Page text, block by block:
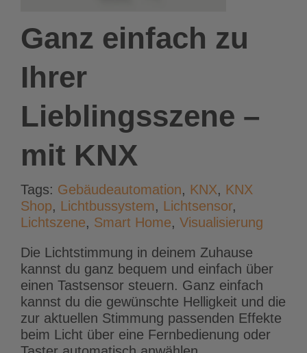
Ganz einfach zu
Ihrer
Lieblingsszene –
mit KNX
Tags: Gebäudeautomation, KNX, KNX
Shop, Lichtbussystem, Lichtsensor,
Lichtszene, Smart Home, Visualisierung
Die Lichtstimmung in deinem Zuhause
kannst du ganz bequem und einfach über
einen Tastsensor steuern. Ganz einfach
kannst du die gewünschte Helligkeit und die
zur aktuellen Stimmung passenden Effekte
beim Licht über eine Fernbedienung oder